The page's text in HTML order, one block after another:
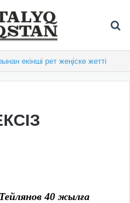
екінші рет жеңіске жетті
Тейлянов 40 жылға